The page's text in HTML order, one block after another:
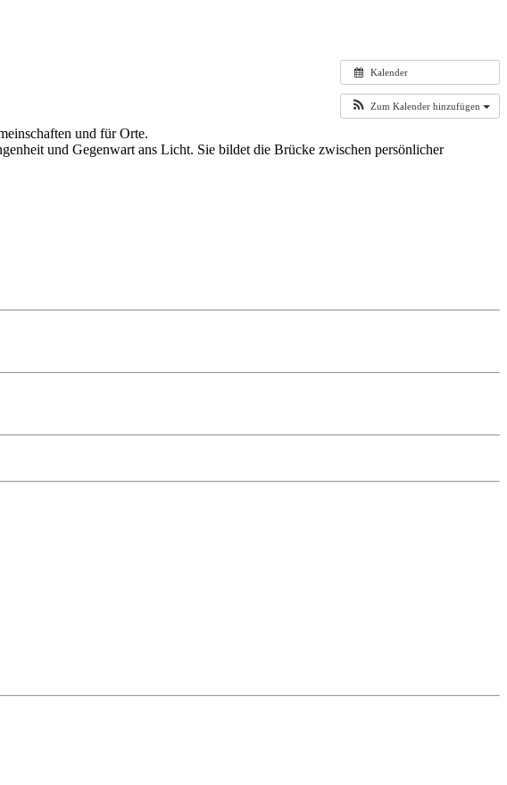
Kalender
Zum Kalender hinzufügen
und für Orte.
und Gegenwart ans Licht. Sie bildet die Brücke zwischen persönlicher